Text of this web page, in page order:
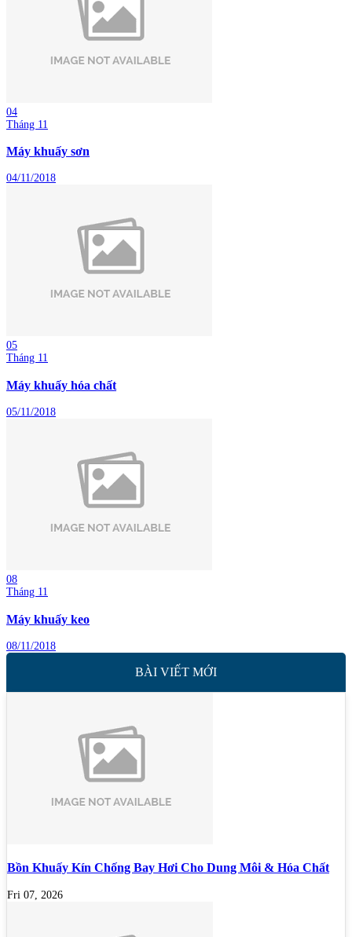
04
Tháng 11
Máy khuấy sơn
04/11/2018
05
Tháng 11
Máy khuấy hóa chất
05/11/2018
08
Tháng 11
Máy khuấy keo
08/11/2018
BÀI VIẾT MỚI
Bồn Khuấy Kín Chống Bay Hơi Cho Dung Môi & Hóa Chất
Fri 07, 2026